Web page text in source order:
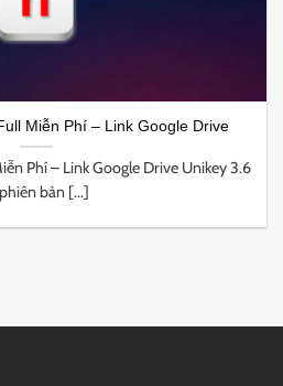
Miễn Phí – Link Google Drive
Phí – Link Google Drive Unikey 3.6
bản [...]